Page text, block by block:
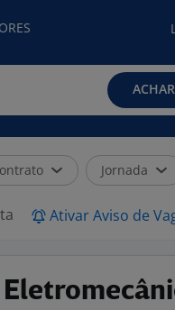
Jornada
Ativar Aviso de